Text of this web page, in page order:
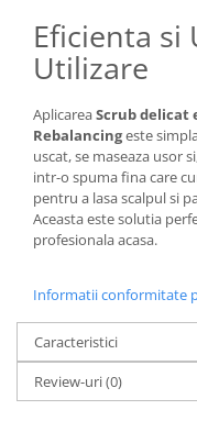
Eficienta si
Utilizare
AplicareaScrub delicat
Rebalancingeste
uscat, se maseaza usor
intr-o spuma fina care
pentru a lasa scalpul si
Aceasta este solutia
profesionala acasa.
Informatii conformitate
Caracteristici
Review-uri(0)